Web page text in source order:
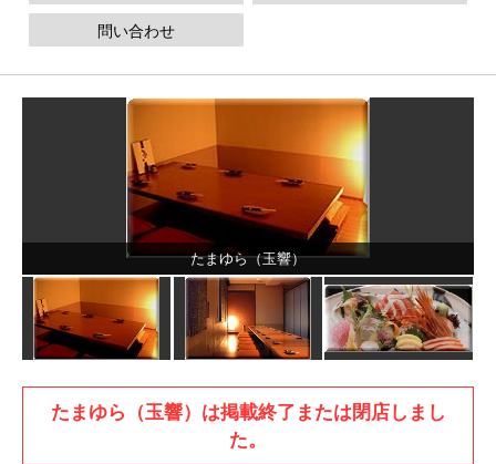
問い合わせ
たまゆら（玉響）
たまゆら（玉響）は掲載終了または閉店しまし
た。